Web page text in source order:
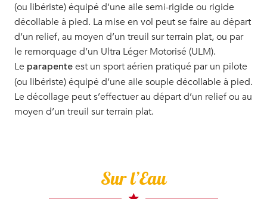
(ou libériste) équipé d’une aile semi-rigide ou rigide
décollable à pied. La mise en vol peut se faire au départ
d’un relief, au moyen d’un treuil sur terrain plat, ou par
le remorquage d’un Ultra Léger Motorisé (ULM).
Le parapente est un sport aérien pratiqué par un pilote
(ou libériste) équipé d’une aile souple décollable à pied.
Le décollage peut s’effectuer au départ d’un relief ou au
moyen d’un treuil sur terrain plat.
Sur l’Eau